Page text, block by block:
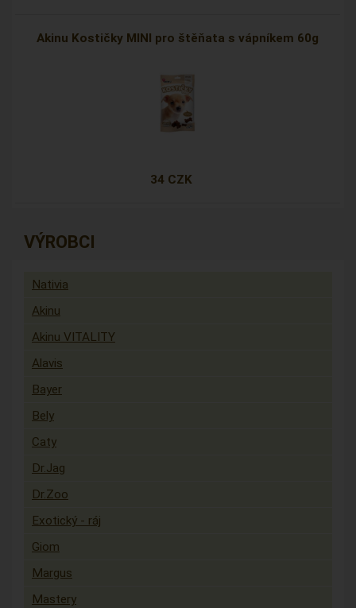
Akinu Kostičky MINI pro štěňata s vápníkem 60g
34 CZK
VÝROBCI
Nativia
Akinu
Akinu VITALITY
Alavis
Bayer
Bely
Caty
Dr.Jag
Dr.Zoo
Exotický - ráj
Giom
Margus
Mastery